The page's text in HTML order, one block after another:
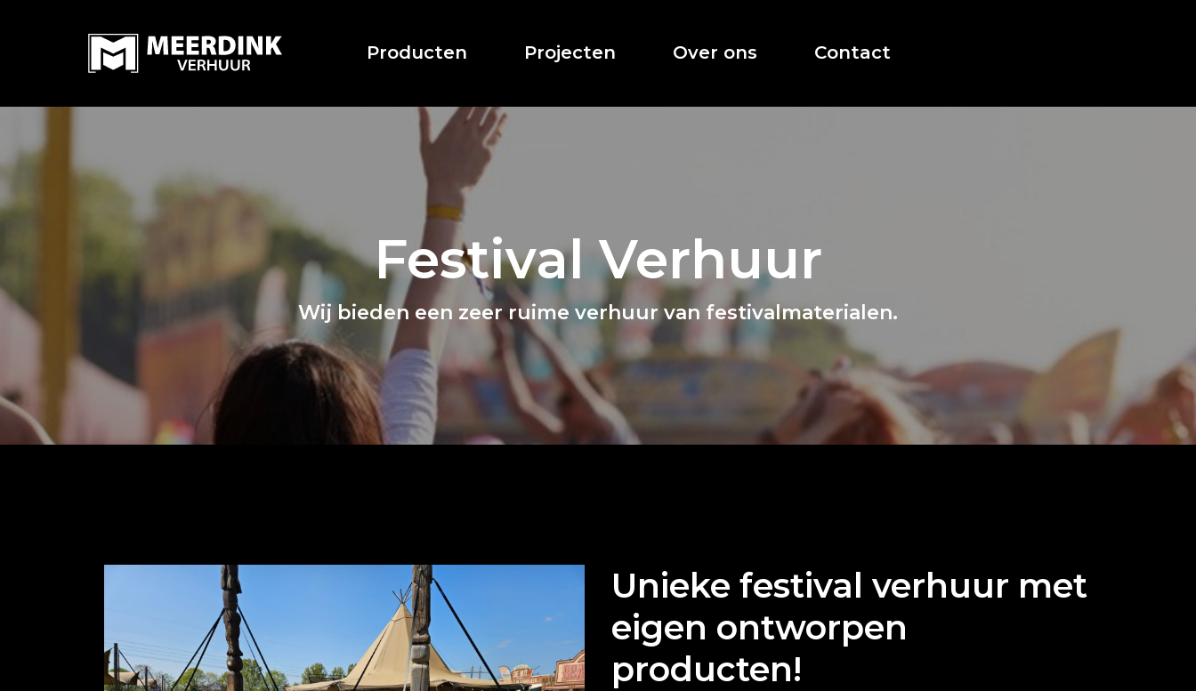
Producten Projecten Over ons Contact
Festival Verhuur
Wij bieden een zeer ruime verhuur van festivalmaterialen.
Unieke festival verhuur met
eigen ontworpen
producten!